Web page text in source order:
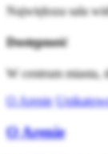
Największa sala
Dostępność
W centrum miasta,
O Arenie
O Arenie